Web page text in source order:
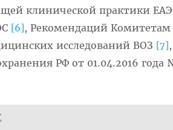
клинической практики
[6] , Рекомендаций Комитетам
исследований ВОЗ
[7]
РФ от 01.04.2016 года